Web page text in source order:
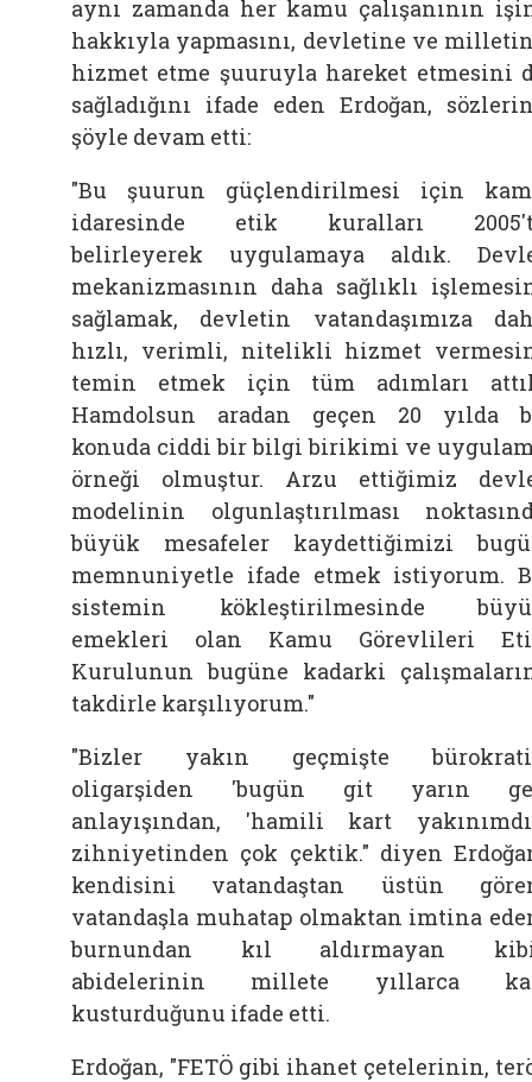
aynı zamanda her kamu çalışanının
hakkıyla yapmasını, devletine ve
hizmet etme şuuruyla hareket etmesini
sağladığını ifade eden Erdoğan,
şöyle devam etti:
"Bu şuurun güçlendirilmesi için
idaresinde etik kuralları
belirleyerek uygulamaya aldık.
mekanizmasının daha sağlıklı
sağlamak, devletin vatandaşımıza
hızlı, verimli, nitelikli hizmet
temin etmek için tüm adımları
Hamdolsun aradan geçen 20 yılda
konuda ciddi bir bilgi birikimi ve
örneği olmuştur. Arzu ettiğimiz
modelinin olgunlaştırılması
büyük mesafeler kaydettiğimizi
memnuniyetle ifade etmek istiyorum.
sistemin kökleştirilmesinde
emekleri olan Kamu Görevlileri
Kurulunun bugüne kadarki
takdirle karşılıyorum."
"Bizler yakın geçmişte
oligarşiden 'bugün git yarın
anlayışından, 'hamili kart
zihniyetinden çok çektik." diyen
kendisini vatandaştan üstün
vatandaşla muhatap olmaktan imtina
burnundan kıl aldırmayan
abidelerinin millete yıllarca
kusturduğunu ifade etti.
Erdoğan, "FETÖ gibi ihanet çetelerinin,